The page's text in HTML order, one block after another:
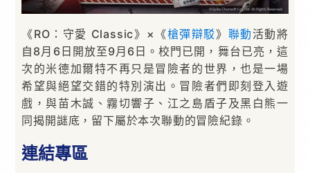
《RO：守愛 Classic》×《槍彈辯駁》 聯動 活動將
自8月6日開放至9月6日。校門已開，舞台已亮，這
次的米德加爾特不再只是冒險者的世界，也是一場
希望與絕望交錯的特別演出。冒險者們即刻登入遊
戲，與苗木誠、霧切響子、江之島盾子及黑白熊一
同揭開謎底，留下屬於本次聯動的冒險紀錄。
連結專區